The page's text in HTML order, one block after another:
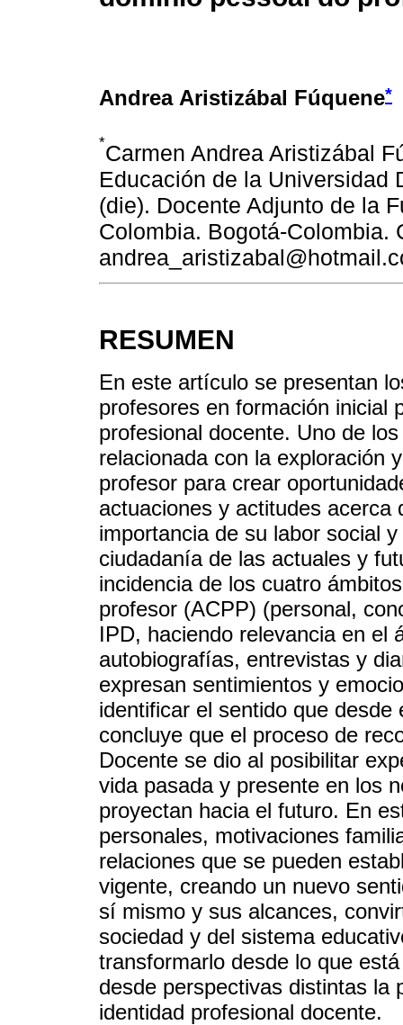
Andrea Aristizábal Fúquene*
*Carmen Andrea Aristizábal
Educación de la Universidad
(die). Docente Adjunto de la
Colombia. Bogotá-Colombia.
RESUMEN
En este artículo se presentan
profesores en formación inicial
profesional docente. Uno de
relacionada con la exploración
profesor para crear
actuaciones y actitudes
importancia de su labor social
ciudadanía de las actuales y
incidencia de los cuatro
profesor (ACPP) (personal,
IPD, haciendo relevancia en el
autobiografías, entrevistas y
expresan sentimientos y
identificar el sentido que
concluye que el proceso de
Docente se dio al posibilitar
vida pasada y presente en los
proyectan hacia el futuro. En
personales, motivaciones
relaciones que se pueden
vigente, creando un nuevo
sí mismo y sus alcances,
sociedad y del sistema
transformarlo desde lo que
desde perspectivas distintas la
identidad profesional docente.